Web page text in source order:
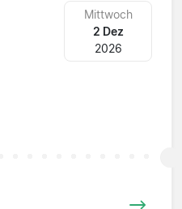
Mittwoch
2 Dez
2026